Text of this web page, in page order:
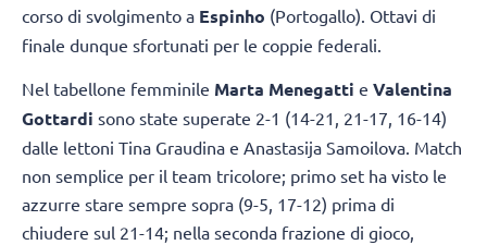
corso di svolgimento a Espinho (Portogallo). Ottavi di
finale dunque sfortunati per le coppie federali.
Nel tabellone femminile Marta Menegatti e Valentina
Gottardi sono state superate 2-1 (14-21, 21-17, 16-14)
dalle lettoni Tina Graudina e Anastasija Samoilova. Match
non semplice per il team tricolore; primo set ha visto le
azzurre stare sempre sopra (9-5, 17-12) prima di
chiudere sul 21-14; nella seconda frazione di gioco,